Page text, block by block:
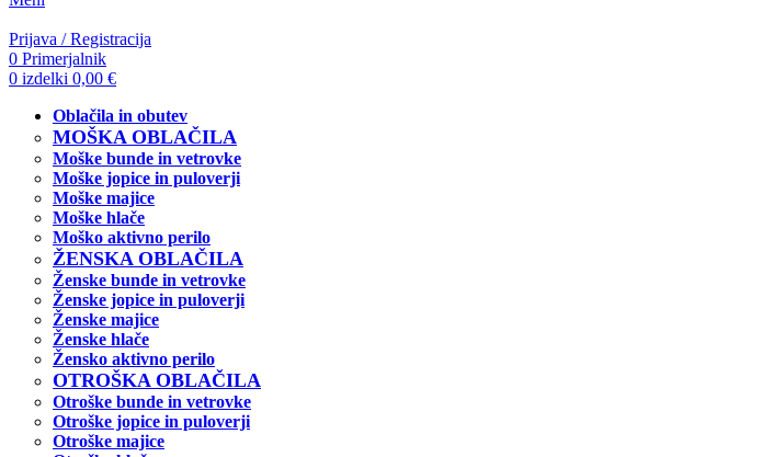
Prijava / Registracija
0 Primerjalnik
0 izdelki 0,00 €
Oblačila in obutev
MOŠKA OBLAČILA
Moške bunde in vetrovke
Moške jopice in puloverji
Moške majice
Moške hlače
Moško aktivno perilo
ŽENSKA OBLAČILA
Ženske bunde in vetrovke
Ženske jopice in puloverji
Ženske majice
Ženske hlače
Žensko aktivno perilo
OTROŠKA OBLAČILA
Otroške bunde in vetrovke
Otroške jopice in puloverji
Otroške majice